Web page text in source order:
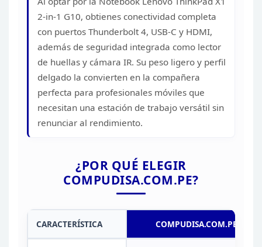
2-in-1 G10, obtienes conectividad completa
con puertos Thunderbolt 4, USB-C y HDMI,
además de seguridad integrada como lector
de huellas y cámara IR. Su peso ligero y perfil
delgado la convierten en la compañera
perfecta para profesionales móviles que
necesitan una estación de trabajo versátil sin
renunciar al rendimiento.
¿POR QUÉ ELEGIR
COMPUDISA.COM.PE?
CARACTERÍSTICA COMPUDISA.COM.PE